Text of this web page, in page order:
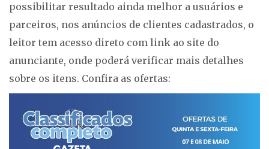
possibilitar resultado ainda melhor a usuários e
parceiros, nos anúncios de clientes cadastrados, o
leitor tem acesso direto com link ao site do
anunciante, onde poderá verificar mais detalhes
sobre os itens. Confira as ofertas: